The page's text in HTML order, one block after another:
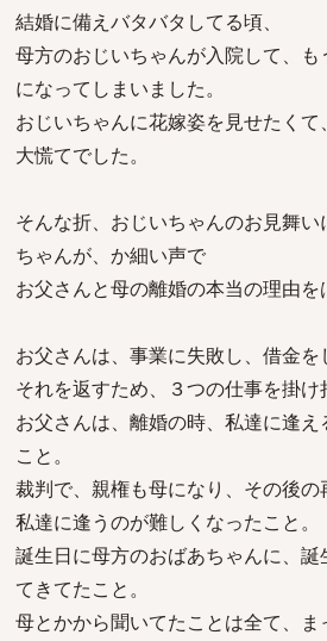
結婚に備えバタバタしてる頃、
母方のおじいちゃんが入院して、
になってしまいました。
おじいちゃんに花嫁姿を見せたく
大慌てでした。
そんな折、おじいちゃんのお見舞
ちゃんが、か細い声で
お父さんと母の離婚の本当の理由を
お父さんは、事業に失敗し、借金を
それを返すため、３つの仕事を掛け
お父さんは、離婚の時、私達に逢
こと。
裁判で、親権も母になり、その後の
私達に逢うのが難しくなったこと。
誕生日に母方のおばあちゃんに、
てきてたこと。
母とかから聞いてたことは全て、